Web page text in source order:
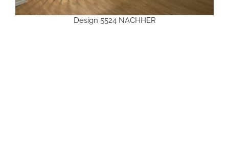
Design 5524 NACHHER